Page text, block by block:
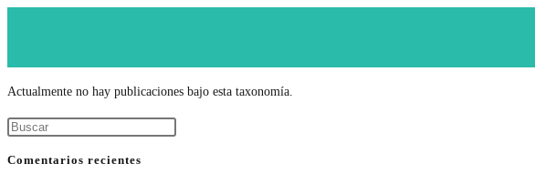
Actualmente no hay publicaciones bajo esta taxonomía.
Comentarios recientes